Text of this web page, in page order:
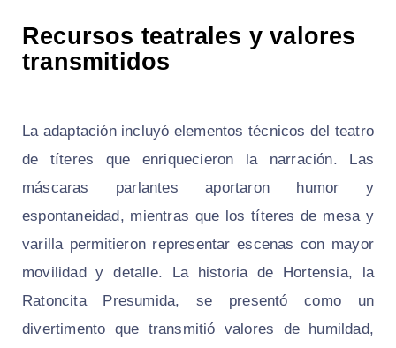
Recursos teatrales y valores
transmitidos
La adaptación incluyó elementos técnicos del teatro
de títeres que enriquecieron la narración. Las
máscaras parlantes aportaron humor y
espontaneidad, mientras que los títeres de mesa y
varilla permitieron representar escenas con mayor
movilidad y detalle. La historia de Hortensia, la
Ratoncita Presumida, se presentó como un
divertimento que transmitió valores de humildad,